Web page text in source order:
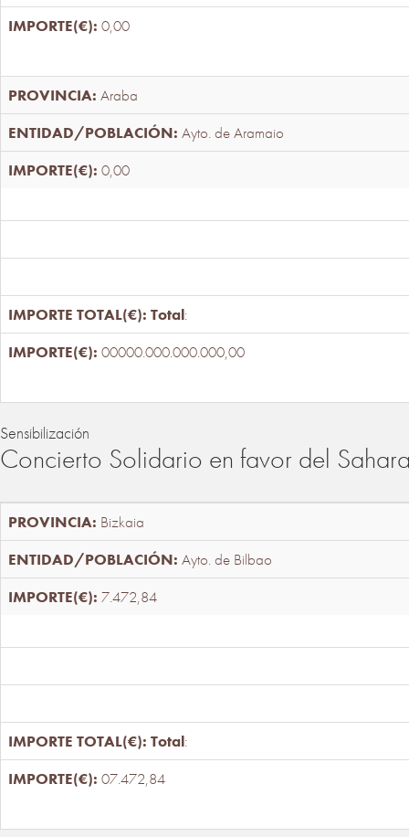
0,00
Araba
Ayto. de Aramaio
0,00
Total:
00000.000.000.000,00
Sensibilización
Concierto Solidario en favor del
Bizkaia
Ayto. de Bilbao
7.472,84
Total:
07.472,84